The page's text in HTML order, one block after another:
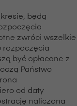
będą
zwróci wszelkie
rozpoczęcia
być opłacane z
Państwo
od daty
naliczona